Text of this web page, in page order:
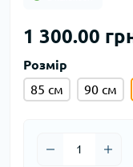
1 300.00
Розмір
85 см
90 см